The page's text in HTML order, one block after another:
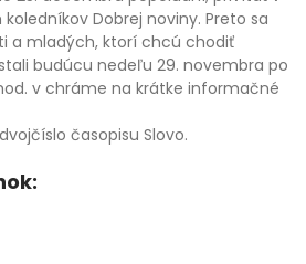
Dobrej noviny. Preto sa
a mladých, ktorí chcú chodiť
budúcu nedeľu 29. novembra po
v chráme na krátke informačné
časopisu Slovo.